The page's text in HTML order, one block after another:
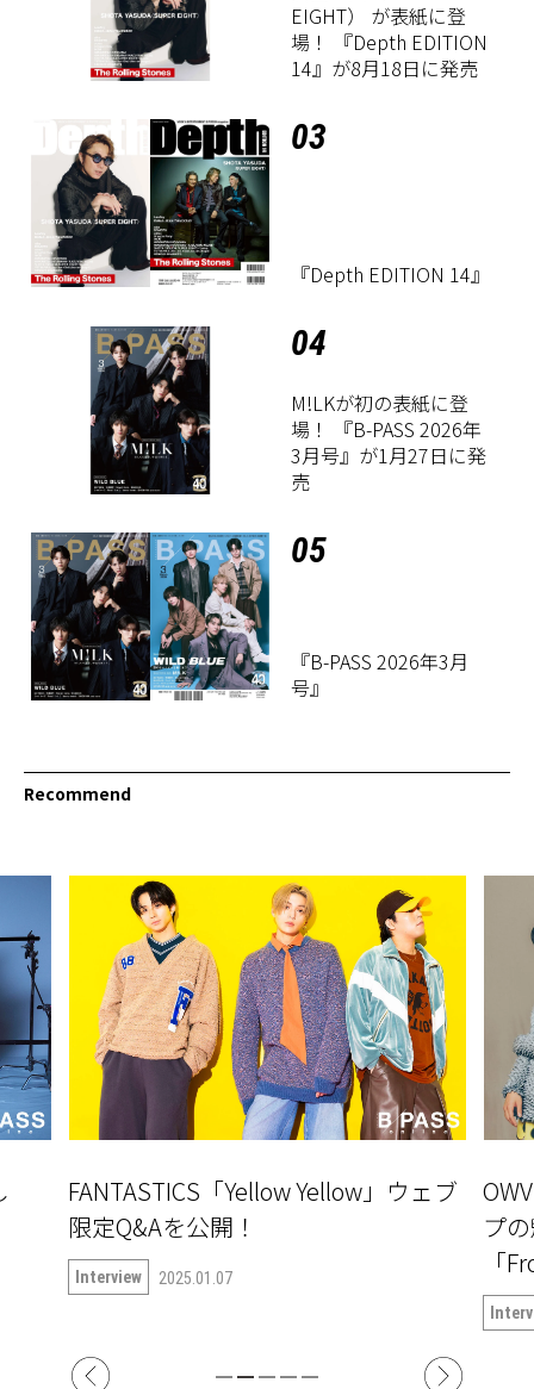
EIGHT） が表紙に登
場！ 『Depth EDITION
14』が8月18日に発売
03
『Depth EDITION 14』
04
M!LKが初の表紙に登
場！ 『B-PASS 2026年
3月号』が1月27日に発
売
05
『B-PASS 2026年3月
号』
Recommend
FANTASTICS「Yellow Yellow」ウェブ
限定Q&Aを公開！
Interview 2025.01.07
プ
「